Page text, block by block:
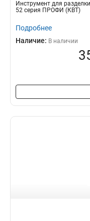
Инструмент для
52 серия ПРОФИ (КВТ)
Подробнее
Наличие: В наличии